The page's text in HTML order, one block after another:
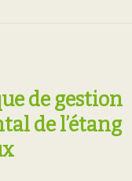
de gestion
de l’étang